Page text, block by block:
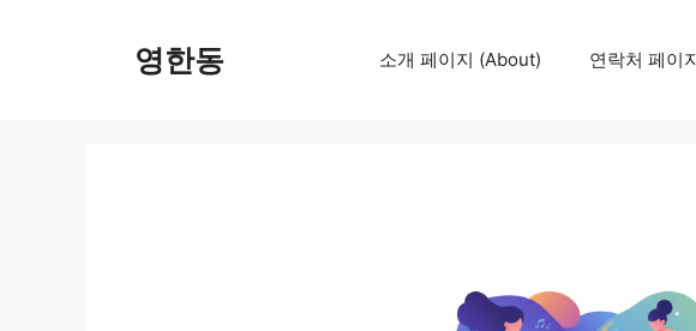
영한동 소개 페이지 (About) 연락처 페이